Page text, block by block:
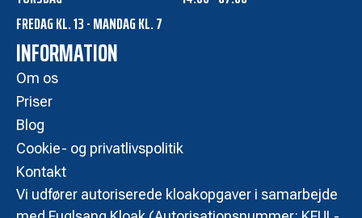
FREDAG KL. 13 - MANDAG KL. 7
INFORMATION
Om os
Priser
Blog
Cookie- og privatlivspolitik
Kontakt
Vi udfører autoriserede kloakopgaver i samarbejde